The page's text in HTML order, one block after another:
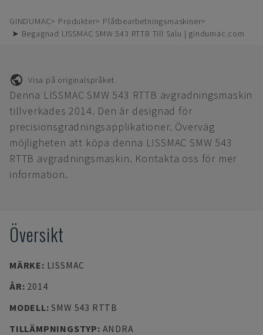
GINDUMAC Produkter
Plåtbearbetningsmaskiner
➤ Begagnad LISSMAC SMW 543 RTTB Till Salu | gindumac.com
Visa på originalspråket
Denna LISSMAC SMW 543 RTTB avgradningsmaskin
tillverkades 2014. Den är designad för
precisionsgradningsapplikationer. Överväg
möjligheten att köpa denna LISSMAC SMW 543
RTTB avgradningsmaskin. Kontakta oss för mer
information.
Översikt
MÄRKE: LISSMAC
ÅR: 2014
MODELL:SMW 543 RTTB
TILLÄMPNINGSTYP: ANDRA